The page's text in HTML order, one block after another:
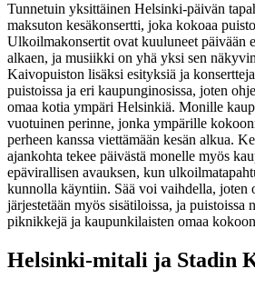
Tunnetuin yksittäinen Helsinki-päivän
maksuton kesäkonsertti, joka kokoaa
Ulkoilmakonsertit ovat kuuluneet päivään
alkaen, ja musiikki on yhä yksi sen
Kaivopuiston lisäksi esityksiä ja
puistoissa ja eri kaupunginosissa, joten
omaa kotia ympäri Helsinkiä. Monille
vuotuinen perinne, jonka ympärille
perheen kanssa viettämään kesän alkua.
ajankohta tekee päivästä monelle myös
epävirallisen avauksen, kun
kunnolla käyntiin. Sää voi vaihdella, joten
järjestetään myös sisätiloissa, ja puistoissa
piknikkejä ja kaupunkilaisten omaa
Helsinki-mitali ja Stadin